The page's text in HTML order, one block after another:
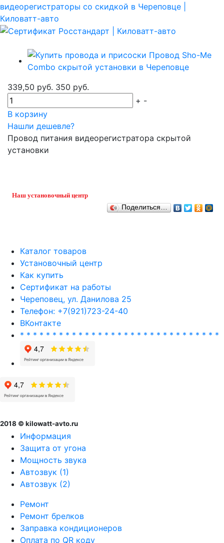
339,50 руб. 350 руб.
+ -
В корзину
Нашли дешевле?
Провод питания видеорегистратора скрытой
установки
Наш установочный центр
Поделиться…
Каталог товаров
Установочный центр
Как купить
Сертификат на работы
Череповец, ул. Данилова 25
Телефон: +7(921)723-24-40
ВКонтакте
* * * * * * * * * * * * * * * * * * * * * * * * * * * * * * *
2018 © kilowatt-avto.ru
Информация
Защита от угона
Мощность звука
Автозвук (1)
Автозвук (2)
Ремонт
Ремонт брелков
Заправка кондиционеров
Оплата по QR коду